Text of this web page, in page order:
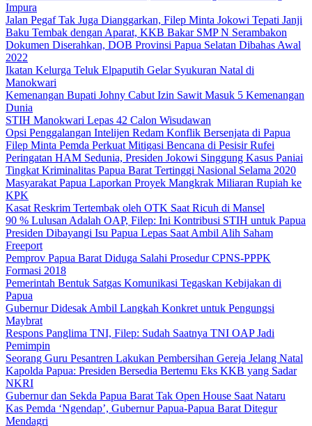
Impura
Jalan Pegaf Tak Juga Dianggarkan, Filep Minta Jokowi Tepati Janji
Baku Tembak dengan Aparat, KKB Bakar SMP N Serambakon
Dokumen Diserahkan, DOB Provinsi Papua Selatan Dibahas Awal
2022
Ikatan Kelurga Teluk Elpaputih Gelar Syukuran Natal di
Manokwari
Kemenangan Bupati Johny Cabut Izin Sawit Masuk 5 Kemenangan
Dunia
STIH Manokwari Lepas 42 Calon Wisudawan
Opsi Penggalangan Intelijen Redam Konflik Bersenjata di Papua
Filep Minta Pemda Perkuat Mitigasi Bencana di Pesisir Rufei
Peringatan HAM Sedunia, Presiden Jokowi Singgung Kasus Paniai
Tingkat Kriminalitas Papua Barat Tertinggi Nasional Selama 2020
Masyarakat Papua Laporkan Proyek Mangkrak Miliaran Rupiah ke
KPK
Kasat Reskrim Tertembak oleh OTK Saat Ricuh di Mansel
90 % Lulusan Adalah OAP, Filep: Ini Kontribusi STIH untuk Papua
Presiden Dibayangi Isu Papua Lepas Saat Ambil Alih Saham
Freeport
Pemprov Papua Barat Diduga Salahi Prosedur CPNS-PPPK
Formasi 2018
Pemerintah Bentuk Satgas Komunikasi Tegaskan Kebijakan di
Papua
Gubernur Didesak Ambil Langkah Konkret untuk Pengungsi
Maybrat
Respons Panglima TNI, Filep: Sudah Saatnya TNI OAP Jadi
Pemimpin
Seorang Guru Pesantren Lakukan Pembersihan Gereja Jelang Natal
Kapolda Papua: Presiden Bersedia Bertemu Eks KKB yang Sadar
NKRI
Gubernur dan Sekda Papua Barat Tak Open House Saat Nataru
Kas Pemda ‘Ngendap’, Gubernur Papua-Papua Barat Ditegur
Mendagri